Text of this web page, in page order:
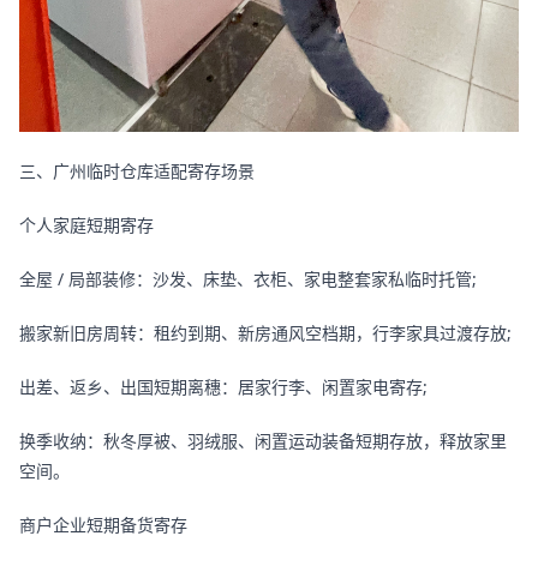
三、广州临时仓库适配寄存场景
个人家庭短期寄存
全屋 / 局部装修：沙发、床垫、衣柜、家电整套家私临时托管;
搬家新旧房周转：租约到期、新房通风空档期，行李家具过渡存放;
出差、返乡、出国短期离穗：居家行李、闲置家电寄存;
换季收纳：秋冬厚被、羽绒服、闲置运动装备短期存放，释放家里
空间。
商户企业短期备货寄存